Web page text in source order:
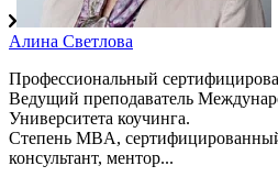
Алина Светлова
Профессиональный
Ведущий преподаватель
Университета коучинга.
Степень MBA,
консультант, ментор...